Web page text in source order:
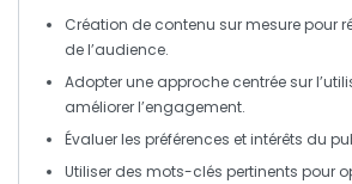
Création de contenu sur mesure pour
de l’audience.
Adopter une approche centrée sur
améliorer l’engagement.
Évaluer les préférences etintérêts du
Utiliser des mots-clés pertinents pour